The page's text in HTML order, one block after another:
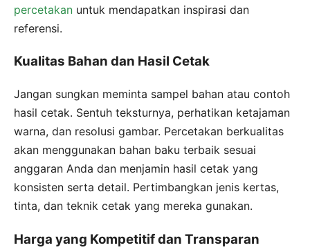
percetakan untuk mendapatkan inspirasi dan
referensi.
Kualitas Bahan dan Hasil Cetak
Jangan sungkan meminta sampel bahan atau contoh
hasil cetak. Sentuh teksturnya, perhatikan ketajaman
warna, dan resolusi gambar. Percetakan berkualitas
akan menggunakan bahan baku terbaik sesuai
anggaran Anda dan menjamin hasil cetak yang
konsisten serta detail. Pertimbangkan jenis kertas,
tinta, dan teknik cetak yang mereka gunakan.
Harga yang Kompetitif dan Transparan